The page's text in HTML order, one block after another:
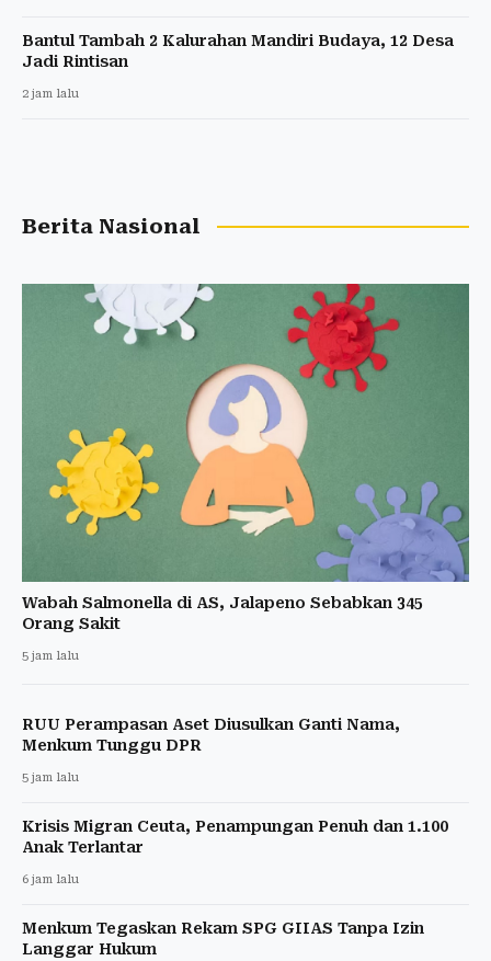
Bantul Tambah 2 Kalurahan Mandiri Budaya, 12 Desa
Jadi Rintisan
2 jam lalu
Berita Nasional
Wabah Salmonella di AS, Jalapeno Sebabkan 345
Orang Sakit
5 jam lalu
RUU Perampasan Aset Diusulkan Ganti Nama,
Menkum Tunggu DPR
5 jam lalu
Krisis Migran Ceuta, Penampungan Penuh dan 1.100
Anak Terlantar
6 jam lalu
Menkum Tegaskan Rekam SPG GIIAS Tanpa Izin
Langgar Hukum